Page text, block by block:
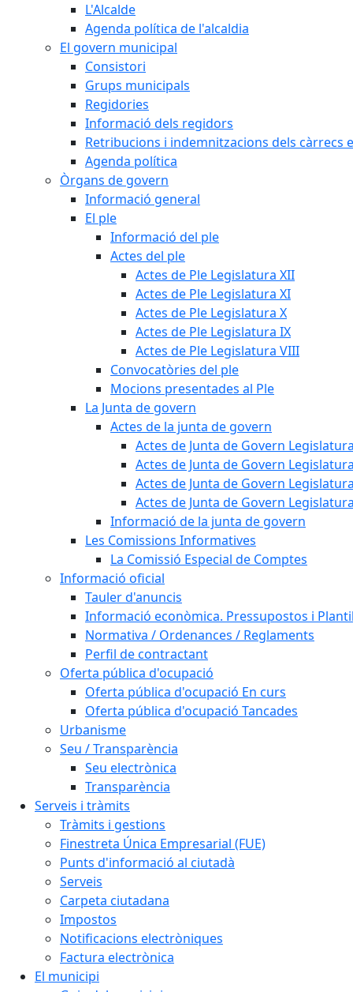
L'Alcalde
Agenda política de l'alcaldia
El govern municipal
Consistori
Grups municipals
Regidories
Informació dels regidors
Retribucions i indemnitzacions dels càrrecs
Agenda política
Òrgans de govern
Informació general
El ple
Informació del ple
Actes del ple
Actes de Ple Legislatura XII
Actes de Ple Legislatura XI
Actes de Ple Legislatura X
Actes de Ple Legislatura IX
Actes de Ple Legislatura VIII
Convocatòries del ple
Mocions presentades al Ple
La Junta de govern
Actes de la junta de govern
Actes de Junta de Govern
Actes de Junta de Govern
Actes de Junta de Govern
Actes de Junta de Govern
Informació de la junta de govern
Les Comissions Informatives
La Comissió Especial de Comptes
Informació oficial
Tauler d'anuncis
Informació econòmica. Pressupostos i
Normativa / Ordenances / Reglaments
Perfil de contractant
Oferta pública d'ocupació
Oferta pública d'ocupació En curs
Oferta pública d'ocupació Tancades
Urbanisme
Seu / Transparència
Seu electrònica
Transparència
Serveis i tràmits
Tràmits i gestions
Finestreta Única Empresarial (FUE)
Punts d'informació al ciutadà
Serveis
Carpeta ciutadana
Impostos
Notificacions electròniques
Factura electrònica
El municipi